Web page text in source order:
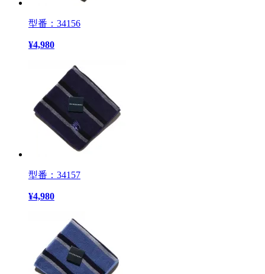
型番：34156
¥4,980
型番：34157
¥4,980